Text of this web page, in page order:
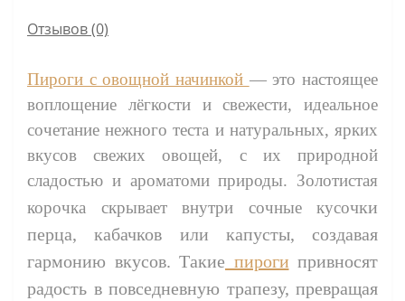
Отзывов (0)
Пироги с овощной начинкой — это настоящее
воплощение лёгкости и свежести, идеальное
сочетание нежного теста и натуральных, ярких
вкусов свежих овощей, с их природной
сладостью и ароматоми природы. Золотистая
корочка скрывает внутри сочные кусочки
перца, кабачков или капусты, создавая
гармонию вкусов. Такие пироги привносят
радость в повседневную трапезу, превращая